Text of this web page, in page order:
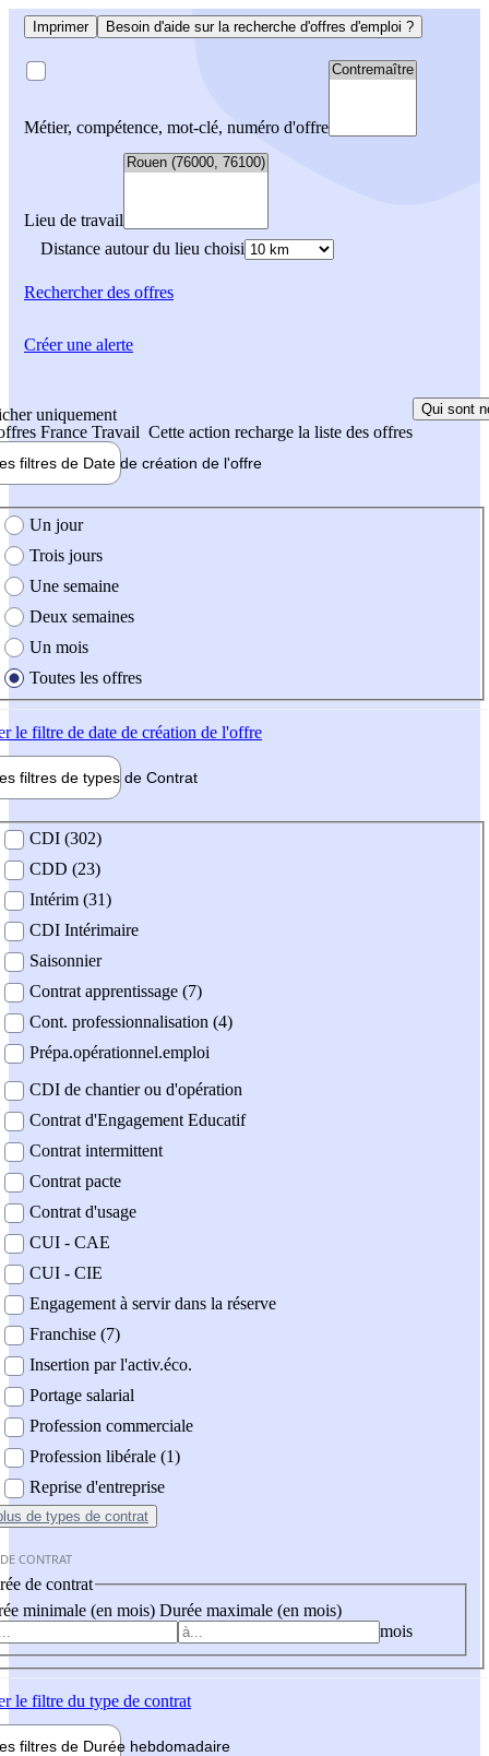
Imprimer Besoin d'aide sur la recherche d'offres d'emploi ?
Métier, compétence, mot-clé, numéro d'offre
Lieu de travail
Distance autour du lieu choisi
Rechercherdes offres
uniquement
France Travail Cette action recharge la liste des offres
Qui sont
filtres de Date de création de l'offre
création de l'offre
Un jour
Trois jours
Une semaine
Deux semaines
Un mois
Toutes les offres
le filtre de date de création de l'offre
filtres de types de Contrat
contrat
CDI (302)
CDD (23)
Intérim (31)
CDI Intérimaire
Saisonnier
Contrat apprentissage (7)
Cont. professionnalisation (4)
Prépa.opérationnel.emploi
CDI de chantier ou d'opération
Contrat d'Engagement Educatif
Contrat intermittent
Contrat pacte
Contrat d'usage
CUI - CAE
CUI - CIE
Engagement à servir dans la réserve
Franchise (7)
Insertion par l'activ.éco.
Portage salarial
Profession commerciale
Profession libérale (1)
Reprise d'entreprise
de types de contrat
CONTRAT
de contrat
minimale (en mois) Durée maximale (en mois)
mois
le filtre du type de contrat
filtres de Durée hebdomadaire
Créer une alerte